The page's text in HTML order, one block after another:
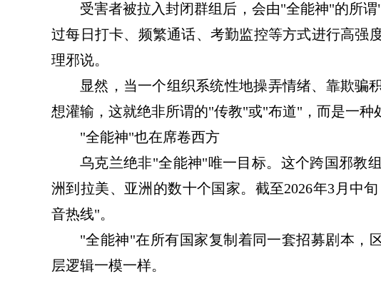
受害者被拉入封闭群组后，会由"全能神"的所
过每日打卡、频繁通话、考勤监控等方式进行高强
理邪说。
显然，当一个组织系统性地操弄情绪、靠欺骗
想灌输，这就绝非所谓的"传教"或"布道"，而是一种
"全能神"也在席卷西方
乌克兰绝非"全能神"唯一目标。这个跨国邪教
洲到拉美、亚洲的数十个国家。截至2026年3月中
音热线"。
"全能神"在所有国家复制着同一套招募剧本，
层逻辑一模一样。